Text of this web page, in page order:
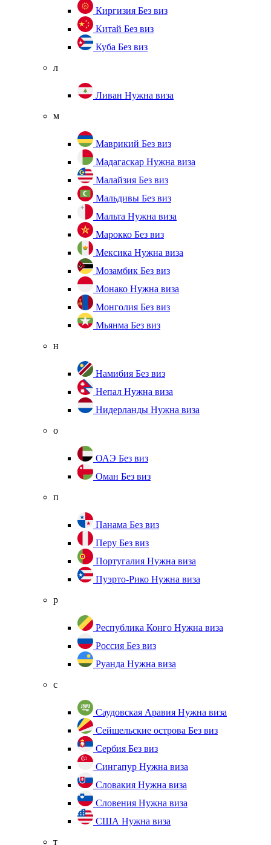
Киргизия Без виз
Китай Без виз
Куба Без виз
л
Ливан Нужна виза
м
Маврикий Без виз
Мадагаскар Нужна виза
Малайзия Без виз
Мальдивы Без виз
Мальта Нужна виза
Марокко Без виз
Мексика Нужна виза
Мозамбик Без виз
Монако Нужна виза
Монголия Без виз
Мьянма Без виз
н
Намибия Без виз
Непал Нужна виза
Нидерланды Нужна виза
о
ОАЭ Без виз
Оман Без виз
п
Панама Без виз
Перу Без виз
Португалия Нужна виза
Пуэрто-Рико Нужна виза
р
Республика Конго Нужна виза
Россия Без виз
Руанда Нужна виза
с
Саудовская Аравия Нужна виза
Сейшельские острова Без виз
Сербия Без виз
Сингапур Нужна виза
Словакия Нужна виза
Словения Нужна виза
США Нужна виза
т